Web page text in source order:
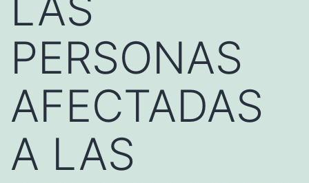
PERSONAS
AFECTADAS
A LAS